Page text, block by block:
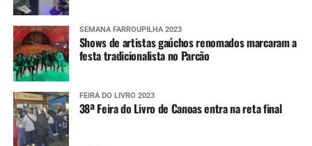
SEMANA FARROUPILHA 2023
Shows de artistas gaúchos renomados marcaram a
festa tradicionalista no Parcão
FEIRA DO LIVRO 2023
38ª Feira do Livro de Canoas entra na reta final